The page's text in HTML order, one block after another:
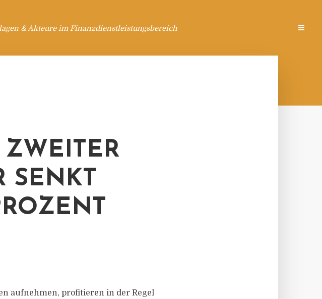
& Akteure im Finanzdienstleistungsbereich
ZWEITER
SENKT
aufnehmen, profitieren in der Regel